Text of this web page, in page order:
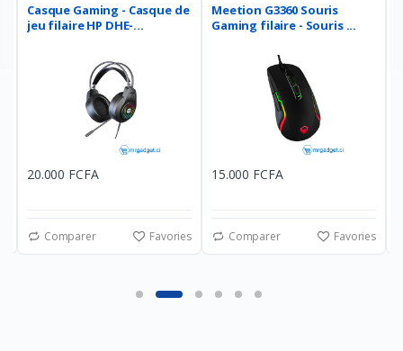
Casque Gaming - Casque de
jeu filaire HP DHE-...
20.000 FCFA
Comparer Favories
Meetion G3360 Souris
Gaming filaire - Souris ...
15.000 FCFA
Comparer Favories